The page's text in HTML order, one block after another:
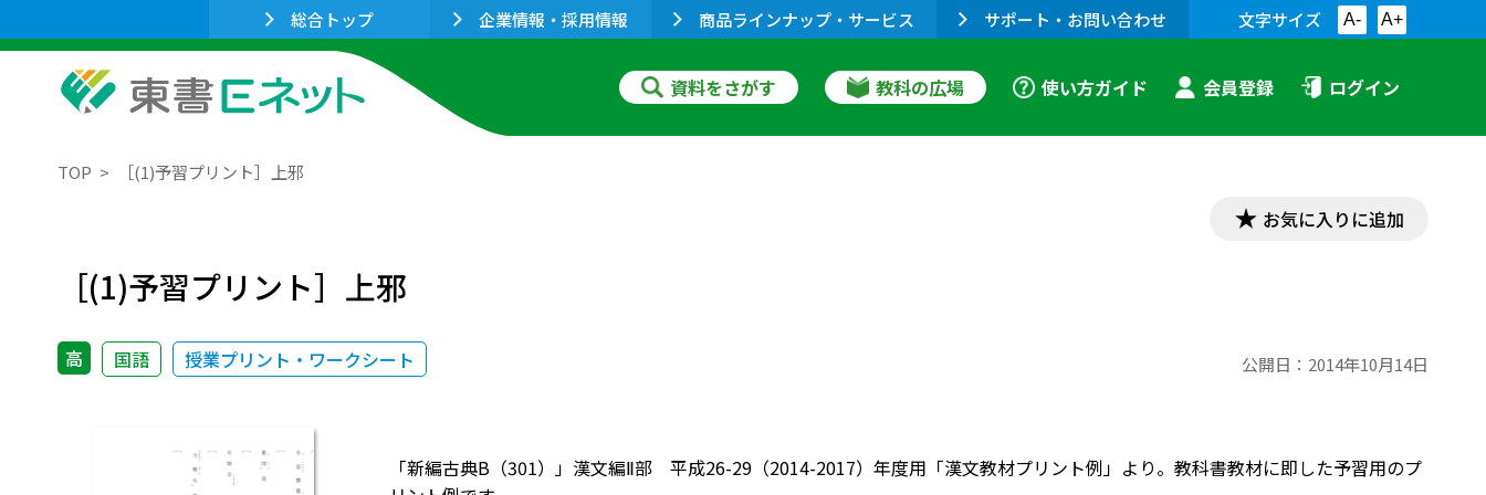
総合トップ 企業情報・採用情報 商品ラインナップ・サービス サポート・お問い合わせ 文字サイズ A- A+
資料をさがす 教科の広場 使い方ガイド 会員登録 ログイン
TOP ［(1)予習プリント］上邪
お気に入りに追加
［(1)予習プリント］上邪
高 国語 授業プリント・ワークシート 公開日： 2014年10月14日
「新編古典B（301）」漢文編Ⅱ部 平成26-29（2014-2017）年度用「漢文教材プリント例」より。教科書教材に即した予習用のプ